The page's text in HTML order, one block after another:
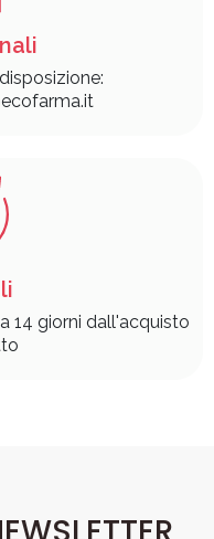
14 giorni dall'acquisto